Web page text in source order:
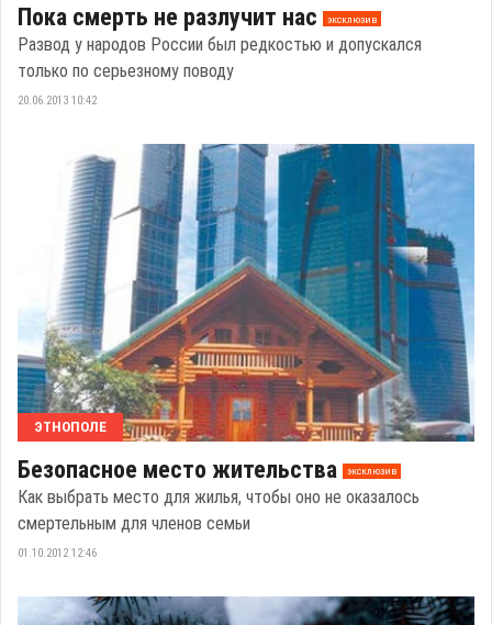
Пока смерть не разлучит нас эксклюзив
Развод у народов России был редкостью и допускался
только по серьезному поводу
20.06.2013 10:42
ЭТНОПОЛЕ
Безопасное место жительства эксклюзив
Как выбрать место для жилья, чтобы оно не оказалось
смертельным для членов семьи
01.10.2012 12:46